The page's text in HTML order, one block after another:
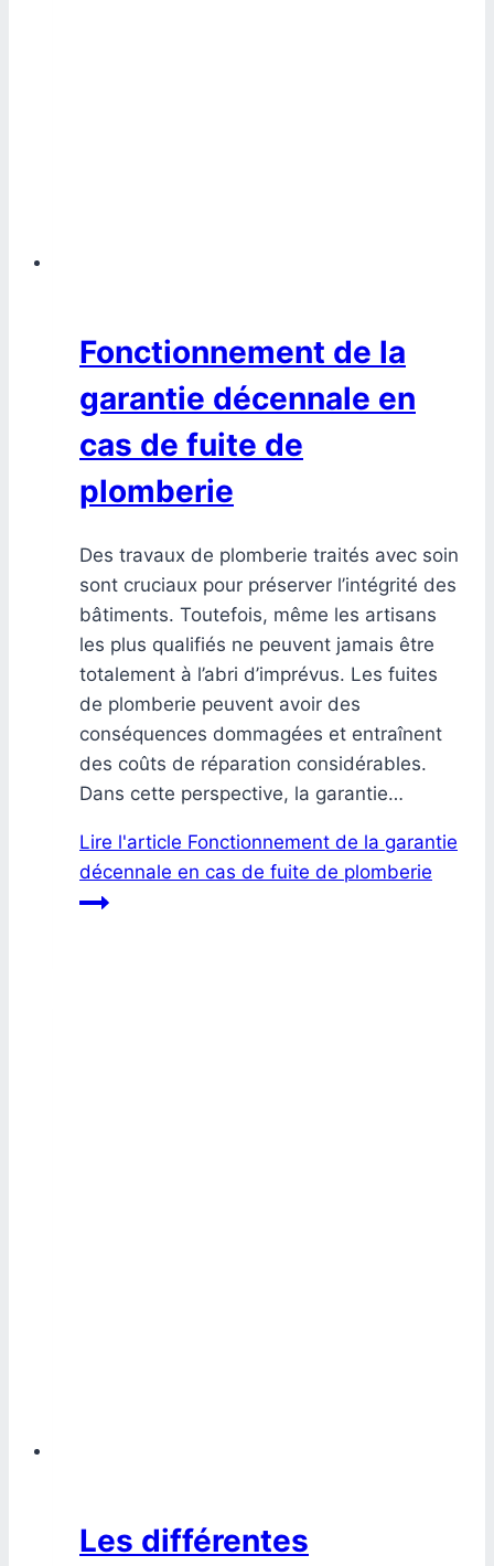
Fonctionnement de la
garantie décennale en
cas de fuite de
plomberie
Des travaux de plomberie traités avec soin
sont cruciaux pour préserver l’intégrité des
bâtiments. Toutefois, même les artisans
les plus qualifiés ne peuvent jamais être
totalement à l’abri d’imprévus. Les fuites
de plomberie peuvent avoir des
conséquences dommagées et entraînent
des coûts de réparation considérables.
Dans cette perspective, la garantie…
Lire l'article Fonctionnement de la garantie
décennale en cas de fuite de plomberie
Les différentes